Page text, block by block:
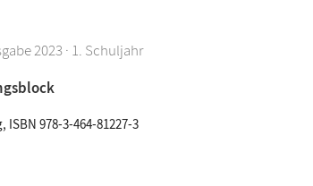
2023 · 1. Schuljahr
ISBN 978-3-464-81227-3